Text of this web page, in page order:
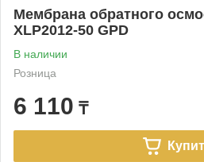
Мембрана обратного
XLP2012-50 GPD
В наличии
Розница
6 110 ₸